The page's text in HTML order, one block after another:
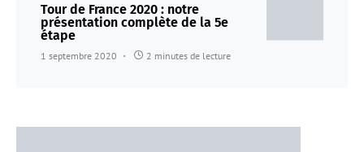
Tour de France 2020 : notre
présentation complète de la 5e
étape
1 septembre 2020 2 minutes de lecture